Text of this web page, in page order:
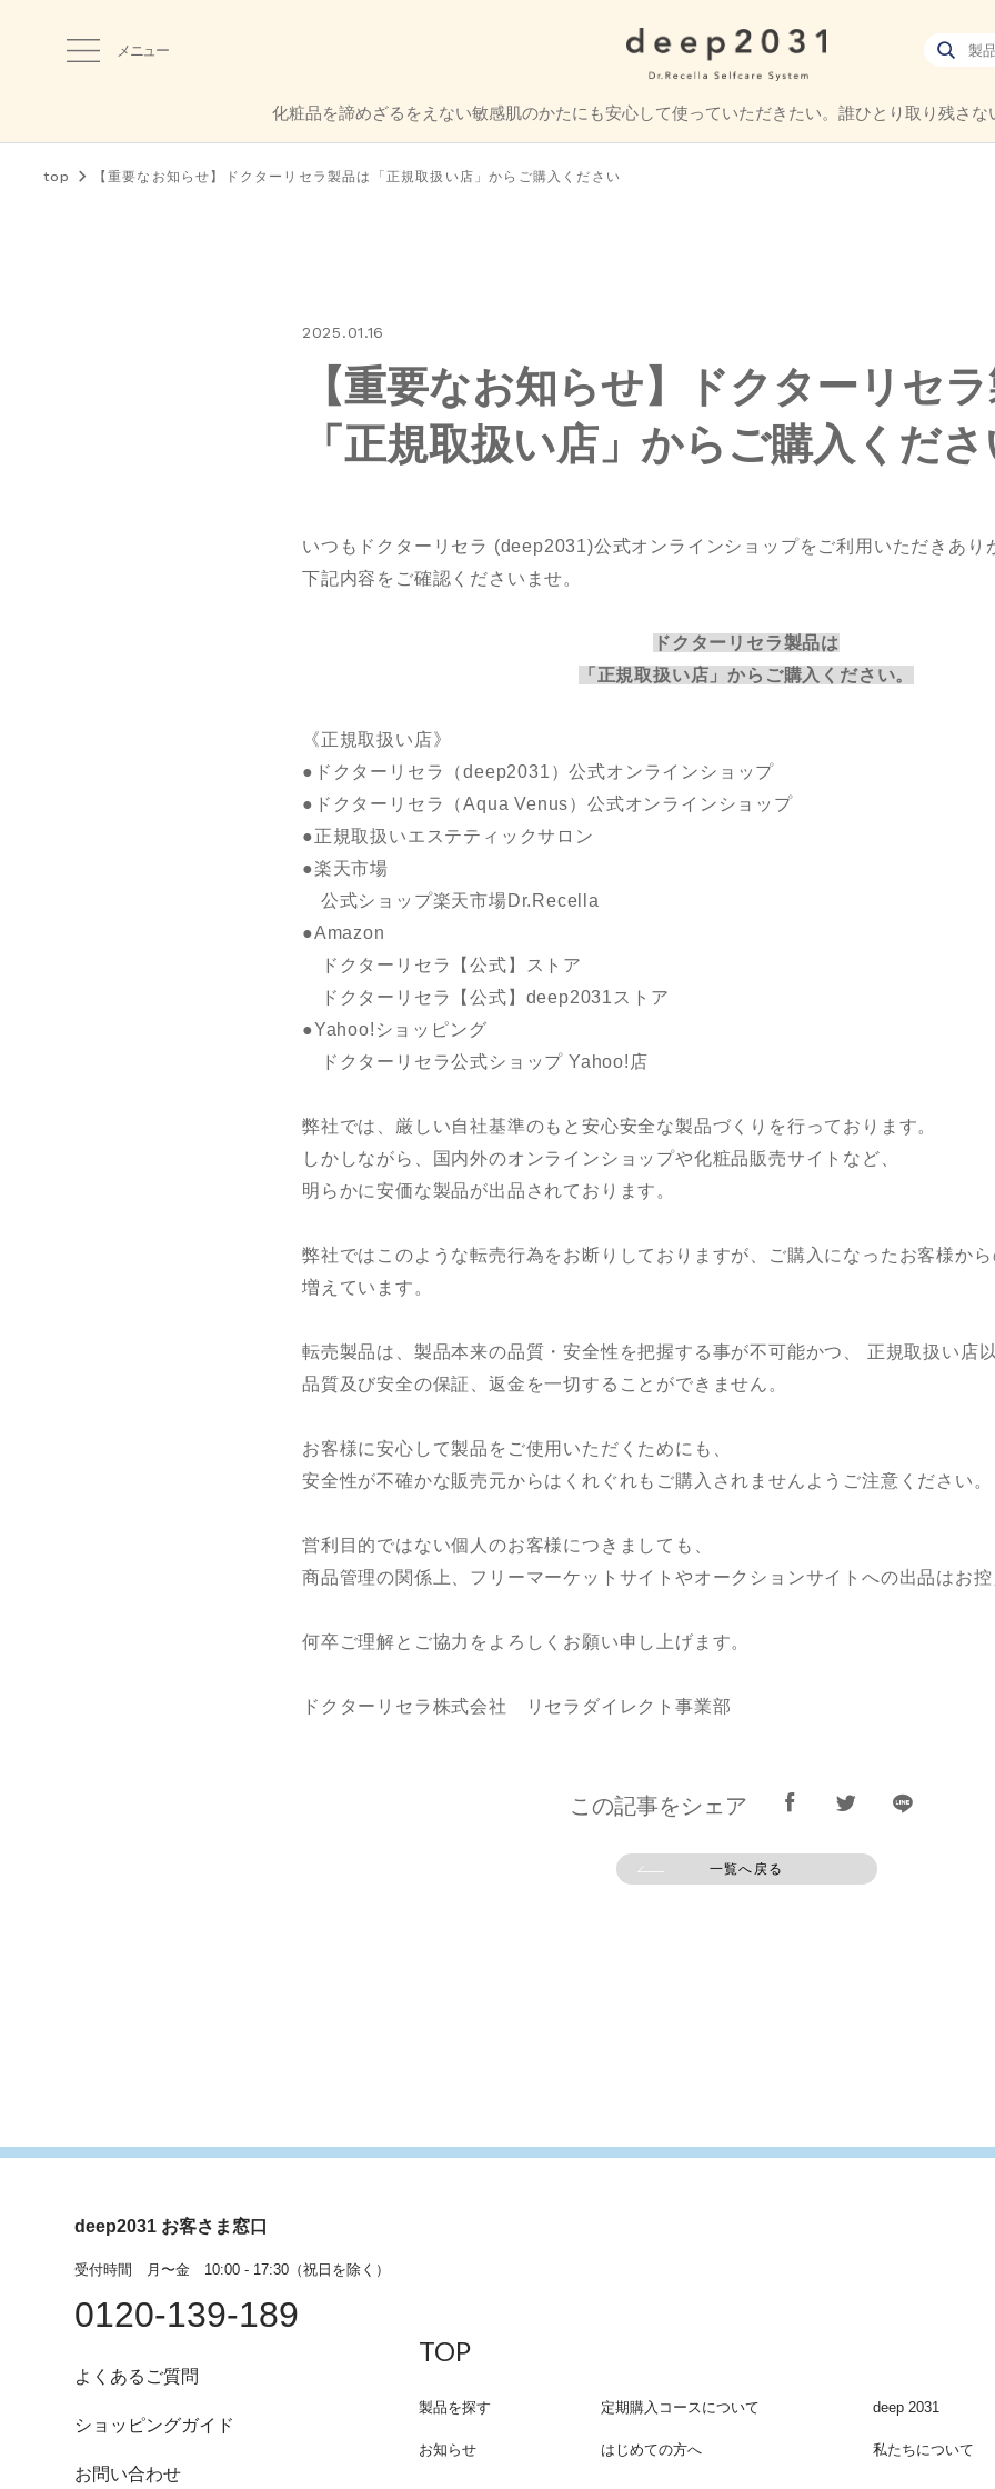
メニュー
化粧品を諦めざるをえない敏感肌のかたにも安心して使っていただきたい。 誰ひとり取り残さな
top 【重要なお知らせ】ドクターリセラ製品は「正規取扱い店」からご購入ください
2025.01.16
【重要なお知らせ】ドクターリセ
「正規取扱い店」からご購入くだ
いつもドクターリセラ (deep2031)公式オンラインショップをご利用いただきあり
下記内容をご確認くださいませ。
ドクターリセラ製品は
「正規取扱い店」からご購入ください。
《正規取扱い店》
●ドクターリセラ（deep2031）公式オンラインショップ
●ドクターリセラ（Aqua Venus）公式オンラインショップ
●正規取扱いエステティックサロン
●楽天市場
公式ショップ楽天市場Dr.Recella
●Amazon
ドクターリセラ【公式】ストア
ドクターリセラ【公式】deep2031ストア
●Yahoo!ショッピング
ドクターリセラ公式ショップ Yahoo!店
弊社では、厳しい自社基準のもと安心安全な製品づくりを行っております。
しかしながら、国内外のオンラインショップや化粧品販売サイトなど、
明らかに安価な製品が出品されております。
弊社ではこのような転売行為をお断りしておりますが、ご購入になったお客様か
増えています。
転売製品は、製品本来の品質・安全性を把握する事が不可能かつ、 正規取扱い店
品質及び安全の保証、返金を一切することができません。
お客様に安心して製品をご使用いただくためにも、
安全性が不確かな販売元からはくれぐれもご購入されませんようご注意ください。
営利目的ではない個人のお客様につきましても、
商品管理の関係上、フリーマーケットサイトやオークションサイトへの出品はお控
何卒ご理解とご協力をよろしくお願い申し上げます。
ドクターリセラ株式会社 リセラダイレクト事業部
この記事をシェア
一覧へ戻る
deep2031 お客さま窓口
受付時間 月〜金 10:00 - 17:30（祝日を除く）
0120-139-189
よくあるご質問
ショッピングガイド
お問い合わせ
TOP
製品を探す 定期購入コースについて deep 2031
お知らせ はじめての方へ 私たちについて